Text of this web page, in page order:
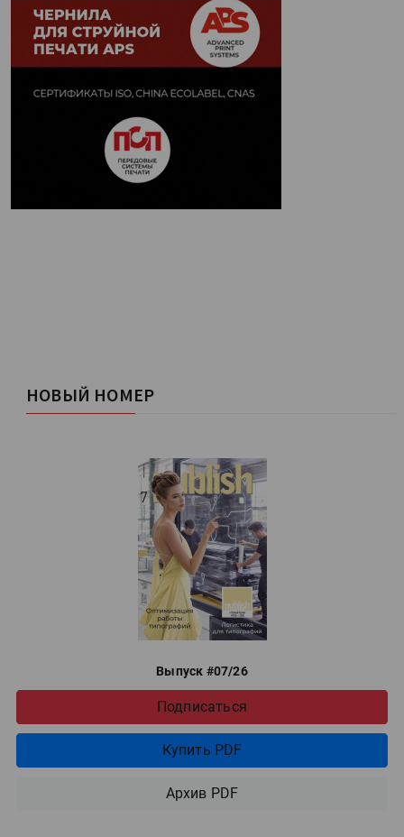
НОВЫЙ НОМЕР
Выпуск #07/26
Подписаться
Купить PDF
Архив PDF